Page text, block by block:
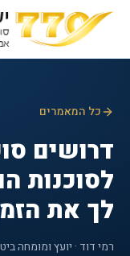
כל המאמרים
דרושים
לסוכנות
לך את
רמי דוד · יועץ ומומחה